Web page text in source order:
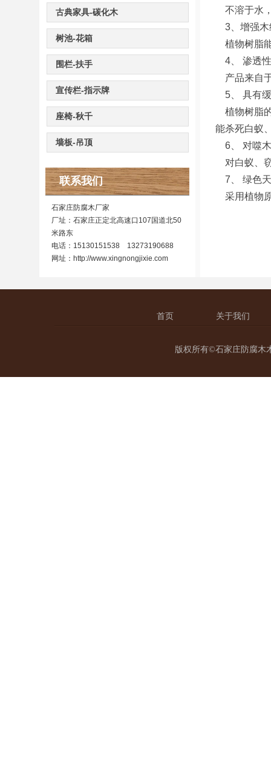
古典家具-碳化木
树池-花箱
围栏-扶手
宣传栏-指示牌
座椅-秋千
墙板-吊顶
联系我们
石家庄防腐木厂家
厂址：石家庄正定北高速口107国道北50
米路东
电话：15130151538 13273190688
网址： http://www.xingnongjixie.com
不溶于水
3、增强木
植物树脂
4、 渗透
产品来自
5、 具有
植物树脂
能杀死白蚁
6、 对噬
对白蚁、
7、 绿色
采用植物
首页 关于我们
版权所有©石家庄防腐